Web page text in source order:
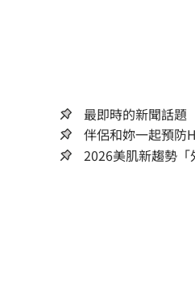
最即時的新聞話
伴侶和妳一起預防
2026美肌新趨勢「